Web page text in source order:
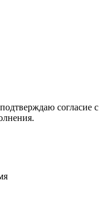
согласие с